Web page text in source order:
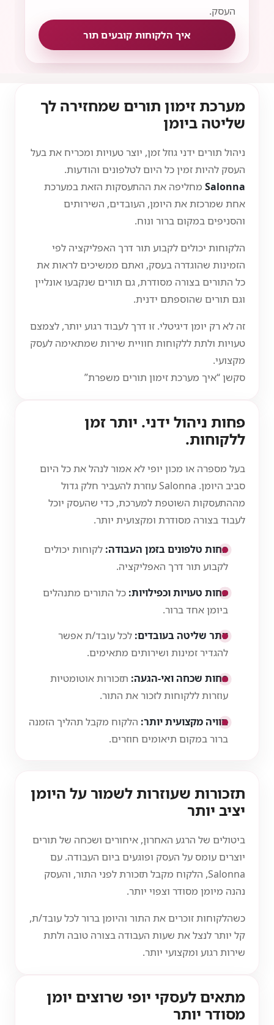
העסק.
איך הלקוחות קובעים תור
מערכת זימון תורים שמחזירה לך
שליטה ביומן
ניהול תורים ידני גוזל זמן, יוצר טעויות ומכריח את בעל
העסק להיות זמין כל היום לטלפונים והודעות.
Salonnaמחליפה את ההתעסקות הזאת במערכת
אחת שמרכזת את היומן, העובדים, השירותים
והסניפים במקום ברור ונוח.
הלקוחות יכולים לקבוע תור דרך האפליקציה לפי
הזמינות שהוגדרה בעסק, ואתם ממשיכים לראות את
כל התורים בצורה מסודרת, גם תורים שנקבעו אונליין
וגם תורים שהוספתם ידנית.
זה לא רק יומן דיגיטלי. זו דרך לעבוד רגוע יותר, לצמצם
טעויות ולתת ללקוחות חוויית שירות שמתאימה לעסק
מקצועי.
סקשן “איך מערכת זימון תורים משפרת”
פחות ניהול ידני. יותר זמן
ללקוחות.
בעל מספרה או מכון יופי לא אמור לנהל את כל היום
סביב היומן. Salonna עוזרת להעביר חלק גדול
מההתעסקות השוטפת למערכת, כדי שהעסק יוכל
לעבוד בצורה מסודרת ומקצועית יותר.
פחות טלפונים בזמן העבודה: לקוחות יכולים
לקבוע תור דרך האפליקציה.
פחות טעויות וכפילויות: כל התורים מתנהלים
ביומן אחד ברור.
יותר שליטה בעובדים: לכל עובד/ת אפשר
להגדיר זמינות ושירותים מתאימים.
פחות שכחה ואי-הגעה: תזכורות אוטומטיות
עוזרות ללקוחות לזכור את התור.
חוויה מקצועית יותר: הלקוח מקבל תהליך הזמנה
ברור במקום תיאומים חוזרים.
תזכורות שעוזרות לשמור על היומן
יציב יותר
ביטולים של הרגע האחרון, איחורים ושכחה של תורים
יוצרים עומס על העסק ופוגעים ביום העבודה. עם
Salonna, הלקוח מקבל תזכורת לפני התור, והעסק
נהנה מיומן מסודר וצפוי יותר.
כשהלקוחות זוכרים את התור והיומן ברור לכל עובד/ת,
קל יותר לנצל את שעות העבודה בצורה טובה ולתת
שירות רגוע ומקצועי יותר.
מתאים לעסקי יופי שרוצים יומן
מסודר יותר